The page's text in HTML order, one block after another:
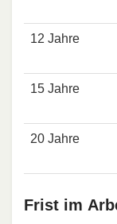
12 Jahre
15 Jahre
20 Jahre
Frist im